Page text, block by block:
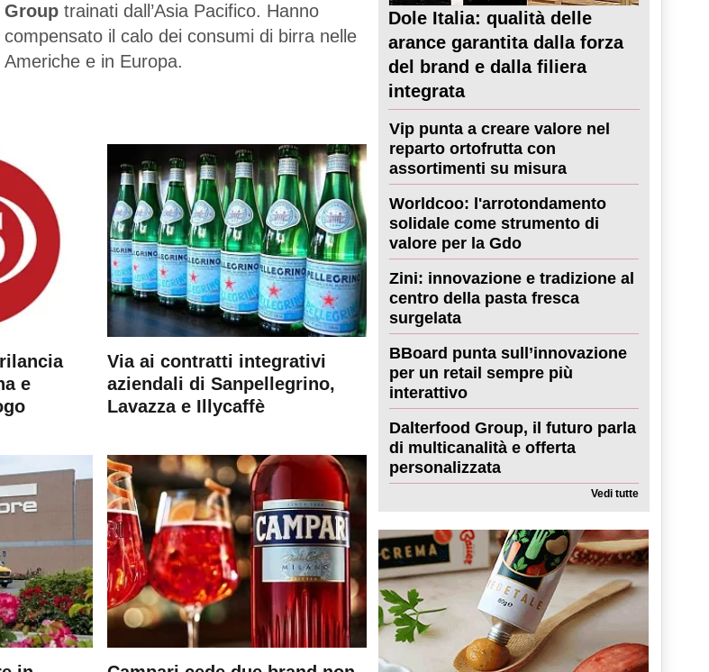
Group trainati dall’Asia Pacifico. Hanno
compensato il calo dei consumi di birra nelle
Americhe e in Europa.
e
Via ai contratti integrativi
aziendali di Sanpellegrino,
Lavazza e Illycaffè
Dole Italia: qualità delle
arance garantita dalla forza
del brand e dalla filiera
integrata
Vip punta a creare valore nel
reparto ortofrutta con
assortimenti su misura
Worldcoo: l'arrotondamento
solidale come strumento di
valore per la Gdo
Zini: innovazione e tradizione al
centro della pasta fresca
surgelata
BBoard punta sull’innovazione
per un retail sempre più
interattivo
Dalterfood Group, il futuro parla
di multicanalità e offerta
personalizzata
Vedi tutte